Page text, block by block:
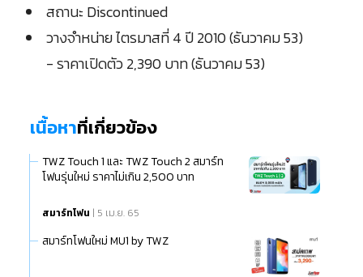
สถานะ Discontinued
วางจำหน่าย ไตรมาสที่ 4 ปี 2010 (ธันวาคม 53)
- ราคาเปิดตัว 2,390 บาท (ธันวาคม 53)
เนื้อหาที่เกี่ยวข้อง
TWZ Touch 1 และ TWZ Touch 2 สมาร์ท
โฟนรุ่นใหม่ ราคาไม่เกิน 2,500 บาท
สมาร์ทโฟน | 5 เม.ย. 65
สมาร์ทโฟนใหม่ MU1 by TWZ